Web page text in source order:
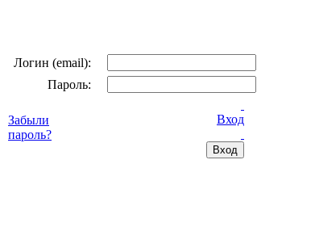
Логин (email):
Пароль:
Забыли
пароль?
Вход